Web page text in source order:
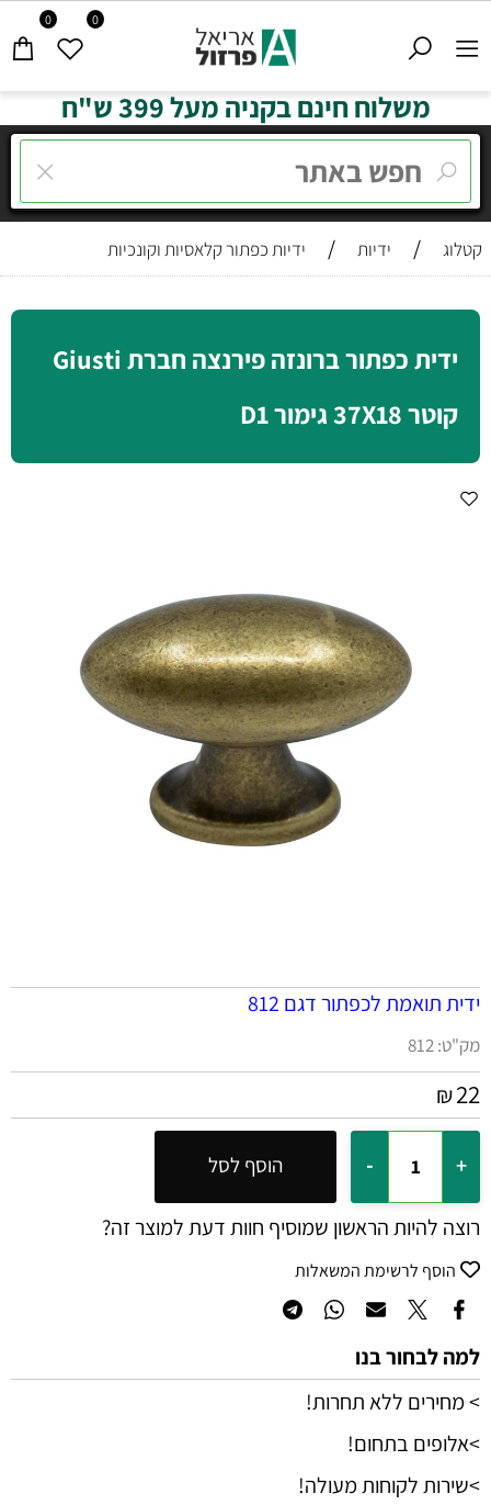
0 0
משלוח חינם בקניה מעל 399 ש"ח
קטלוג / ידיות / ידיות כפתור קלאסיות וקונכיות
ידית כפתור ברונזה פירנצה חברת Giusti
קוטר 37X18 גימור D1
ידית תואמת לכפתור דגם 812
מק"ט:812
₪22
הוסף לסל
רוצה להיות הראשון שמוסיף חוות דעת למוצר זה?
הוסף לרשימת המשאלות
למה לבחור בנו
> מחירים ללא תחרות!
>אלופים בתחום!
>שירות לקוחות מעולה!